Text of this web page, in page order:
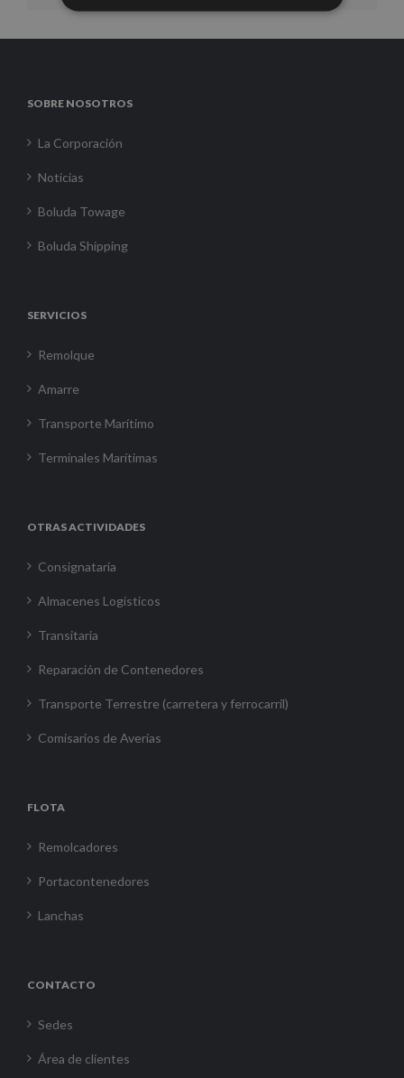
SOBRE NOSOTROS
La Corporación
Noticias
Boluda Towage
Boluda Shipping
SERVICIOS
Remolque
Amarre
Transporte Marítimo
Terminales Marítimas
OTRAS ACTIVIDADES
Consignataria
Almacenes Logísticos
Transitaria
Reparación de Contenedores
Transporte Terrestre (carretera y ferrocarril)
Comisarios de Averías
FLOTA
Remolcadores
Portacontenedores
Lanchas
CONTACTO
Sedes
Área de clientes